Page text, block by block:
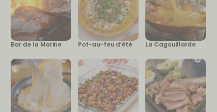
Bar de la Marine Pot-au-feu d’été La Cagouillarde